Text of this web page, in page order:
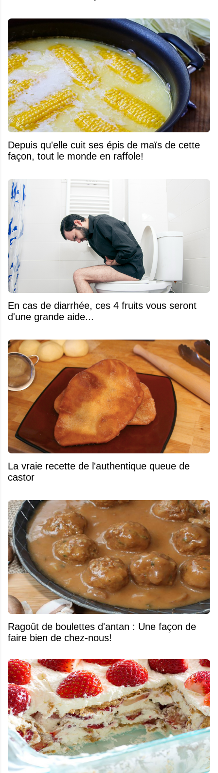
Depuis qu'elle cuit ses épis de maïs de cette
façon, tout le monde en raffole!
En cas de diarrhée, ces 4 fruits vous seront
d'une grande aide...
La vraie recette de l'authentique queue de
castor
Ragoût de boulettes d'antan : Une façon de
faire bien de chez-nous!